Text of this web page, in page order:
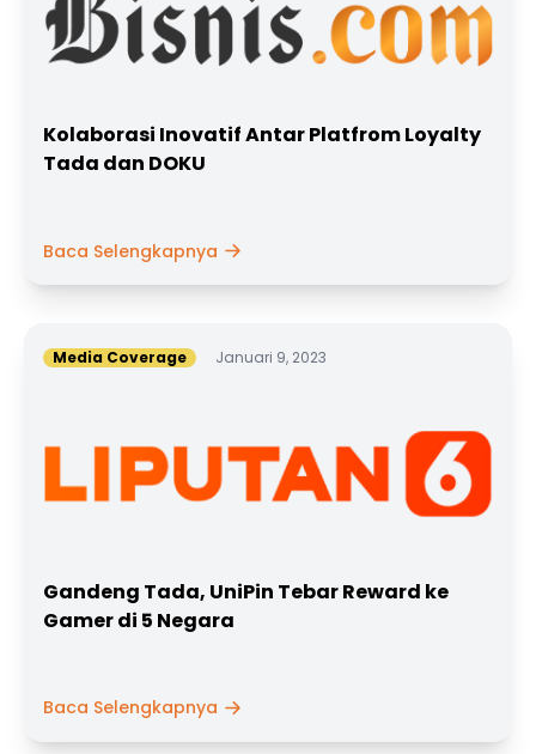
Kolaborasi Inovatif Antar Platfrom Loyalty
Tada dan DOKU
Baca Selengkapnya
Media Coverage Januari 9, 2023
Gandeng Tada, UniPin Tebar Reward ke
Gamer di 5 Negara
Baca Selengkapnya